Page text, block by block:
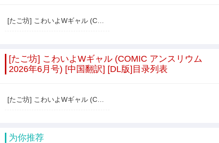
[たご坊] こわいよWギャル (COMIC アンスリウム
2026年6月号) [中国翻訳] [DL版]目录列表
为你推荐